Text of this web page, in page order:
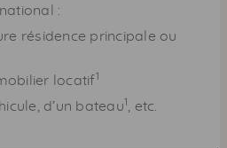
:
résidence principale ou
locatif1
d’un bateau1 , etc.